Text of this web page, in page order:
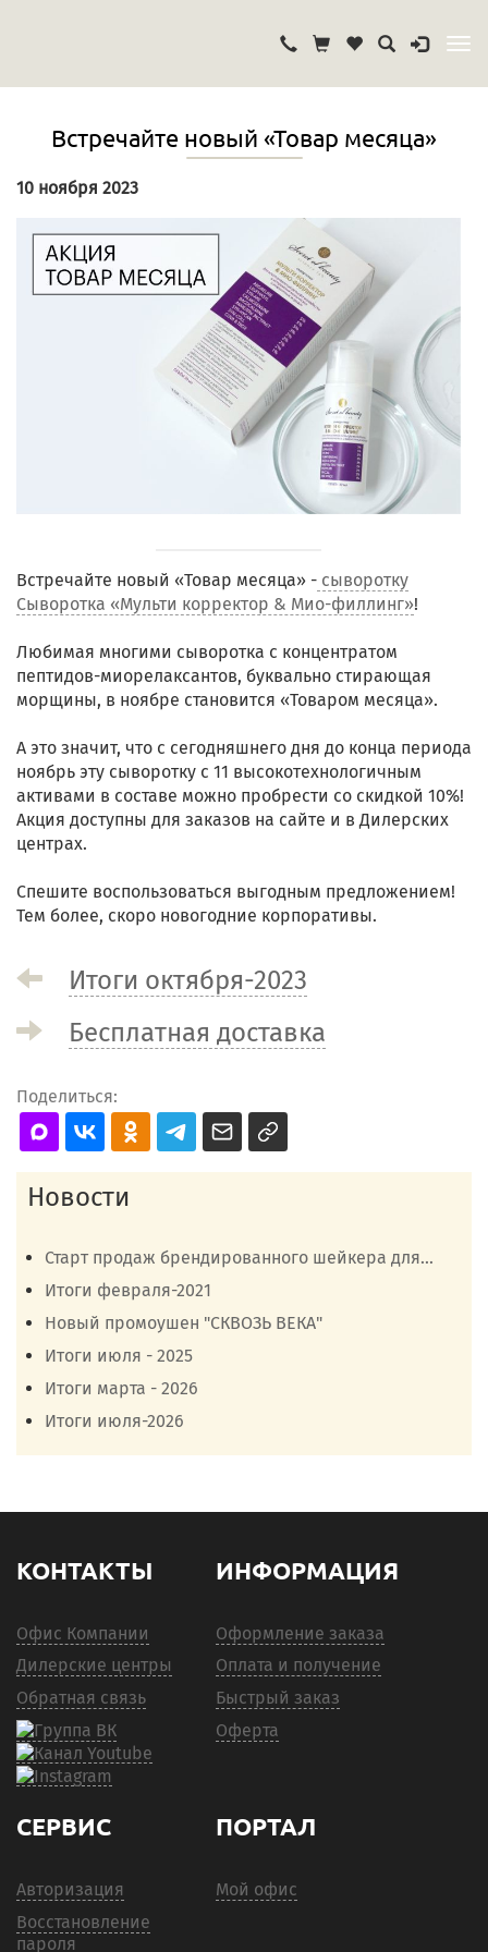
Встречайте новый «Товар месяца»
10 ноября 2023
Встречайте новый «Товар месяца» - сыворотку
Сыворотка «Мульти корректор & Мио-филлинг»!
Любимая многими сыворотка с концентратом
пептидов-миорелаксантов, буквально стирающая
морщины, в ноябре становится «Товаром месяца».
А это значит, что с сегодняшнего дня до конца периода
ноябрь эту сыворотку с 11 высокотехнологичным
активами в составе можно пробрести со скидкой 10%!
Акция доступны для заказов на сайте и в Дилерских
центрах.
Спешите воспользоваться выгодным предложением!
Тем более, скоро новогодние корпоративы.
Итоги октября-2023
Бесплатная доставка
Поделиться:
Новости
Старт продаж брендированного шейкера для...
Итоги февраля-2021
Новый промоушен "СКВОЗЬ ВЕКА"
Итоги июля - 2025
Итоги марта - 2026
Итоги июля-2026
КОНТАКТЫ
Офис Компании
Дилерские центры
Обратная связь
ИНФОРМАЦИЯ
Оформление заказа
Оплата и получение
Быстрый заказ
Оферта
СЕРВИС
Авторизация
Восстановление
пароля
ПОРТАЛ
Мой офис